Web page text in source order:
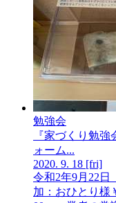
勉強会
『家づくり勉
ォーム...
2020. 9. 18 [fri]
令和2年9月22
加：おひとり